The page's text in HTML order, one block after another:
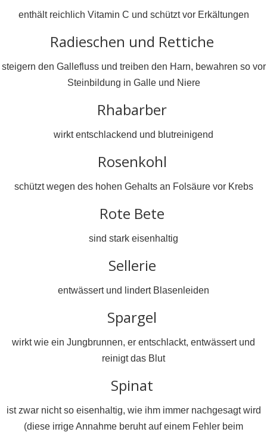
enthält reichlich Vitamin C und schützt vor Erkältungen
Radieschen und Rettiche
steigern den Gallefluss und treiben den Harn, bewahren so vor
Steinbildung in Galle und Niere
Rhabarber
wirkt entschlackend und blutreinigend
Rosenkohl
schützt wegen des hohen Gehalts an Folsäure vor Krebs
Rote Bete
sind stark eisenhaltig
Sellerie
entwässert und lindert Blasenleiden
Spargel
wirkt wie ein Jungbrunnen, er entschlackt, entwässert und
reinigt das Blut
Spinat
ist zwar nicht so eisenhaltig, wie ihm immer nachgesagt wird
(diese irrige Annahme beruht auf einem Fehler beim